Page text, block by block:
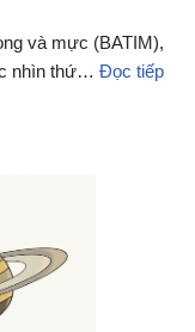
và mực (BATIM),
nhìn thứ… Đọc tiếp